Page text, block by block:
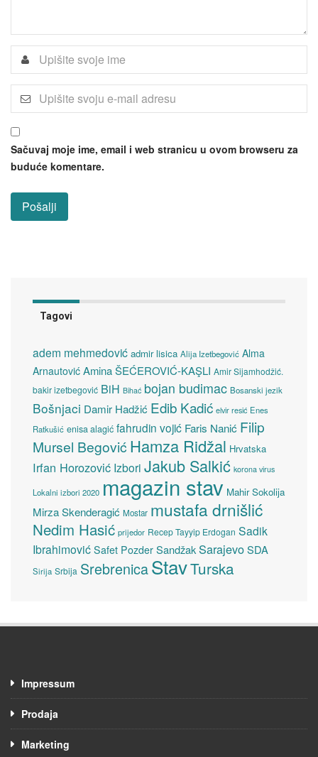
Sačuvaj moje ime, email i web stranicu u ovom browseru za
buduće komentare.
Tagovi
adem mehmedović admir lisica Alija Izetbegović Alma
Arnautović Amina ŠEĆEROVIĆ-KAŞLI Amir Sijamhodžić.
bakir izetbegović BiH Bihać bojan budimac Bosanski jezik
Bošnjaci Damir Hadžić Edib Kadić elvir resić Enes
Ratkušić enisa alagić fahrudin vojić Faris Nanić Filip
Mursel Begović Hamza Ridžal Hrvatska
Irfan Horozović Izbori Jakub Salkić korona virus
Lokalni izbori 2020 magazin stav Mahir Sokolija
Mirza Skenderagić Mostar mustafa drnišlić
Nedim Hasić prijedor Recep Tayyip Erdogan Sadik
Ibrahimović Safet Pozder SandžakSarajevoSDA
Sirija Srbija SrebrenicaStavTurska
Impressum
Prodaja
Marketing